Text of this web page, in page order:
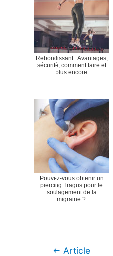
Rebondissant : Avantages,
sécurité, comment faire et
plus encore
Pouvez-vous obtenir un
piercing Tragus pour le
soulagement de la
migraine ?
Navigation
← Article